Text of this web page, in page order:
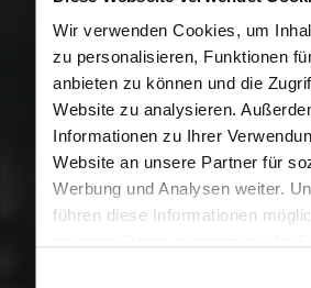
Wir verwenden Cookies, um
zu personalisieren, Funktionen
anbieten zu können und die
Website zu analysieren.
Informationen zu Ihrer
Website an unsere Partner für
Werbung und Analysen weiter.
führen diese Informationen